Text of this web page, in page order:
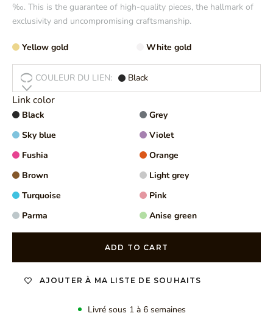
‰. This is the guarantee of high-quality pieces, the hallmark of
exclusivity and uncompromising craftsmanship.
Yellow gold White gold
COULEUR DU LIEN: Black
Link color
Black
Grey
Sky blue
Violet
Fushia
Orange
Brown
Light grey
Turquoise
Pink
Parma
Anise green
ADD TO CART
AJOUTER À MA LISTE DE SOUHAITS
Livré sous 1 à 6 semaines